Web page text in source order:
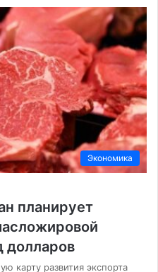
Экономика
планирует
долларов
карту развития экспорта